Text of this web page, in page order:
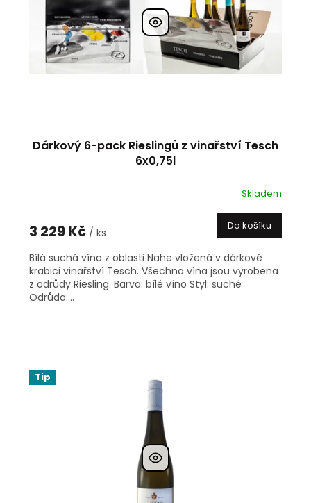
Dárkový 6-pack Rieslingů z vinařství Tesch
6x0,75l
Skladem
3 229 Kč / ks
Do košíku
Bílá suchá vína z oblasti Nahe vložená v dárkové
krabici vinařství Tesch. Všechna vína jsou vyrobena
z odrůdy Riesling. Barva: bílé víno Styl: suché
Odrůda:...
Tip